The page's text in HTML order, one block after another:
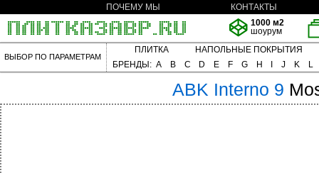
ПОЧЕМУ МЫ
КОНТАКТЫ
1000 м2
шоурум
ВЫБОР ПО ПАРАМЕТРАМ
ПЛИТКА
НАПОЛЬНЫЕ ПОКРЫТИЯ
БРЕНДЫ: A B C D E F G H J K L
ABK Interno 9